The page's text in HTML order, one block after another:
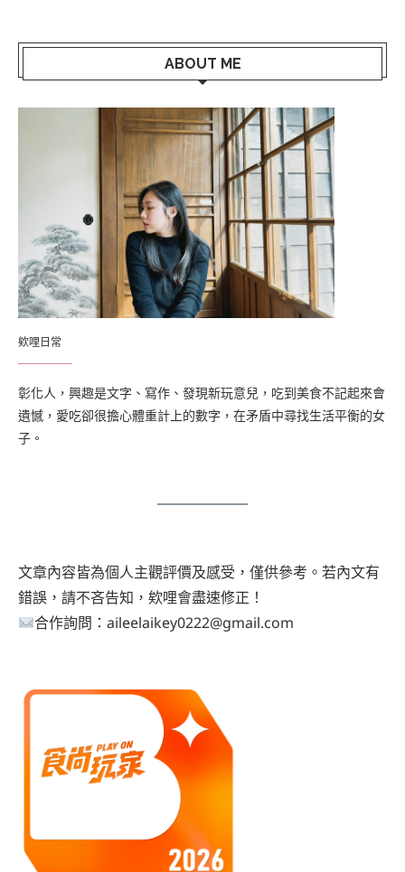
ABOUT ME
欸哩日常
彰化人，興趣是文字、寫作、發現新玩意兒，吃到美食不記起來會
遺憾，愛吃卻很擔心體重計上的數字，在矛盾中尋找生活平衡的女
子。
文章內容皆為個人主觀評價及感受，僅供參考。若內文有
錯誤，請不吝告知，欸哩會盡速修正！
合作詢問：aileelaikey0222@gmail.com